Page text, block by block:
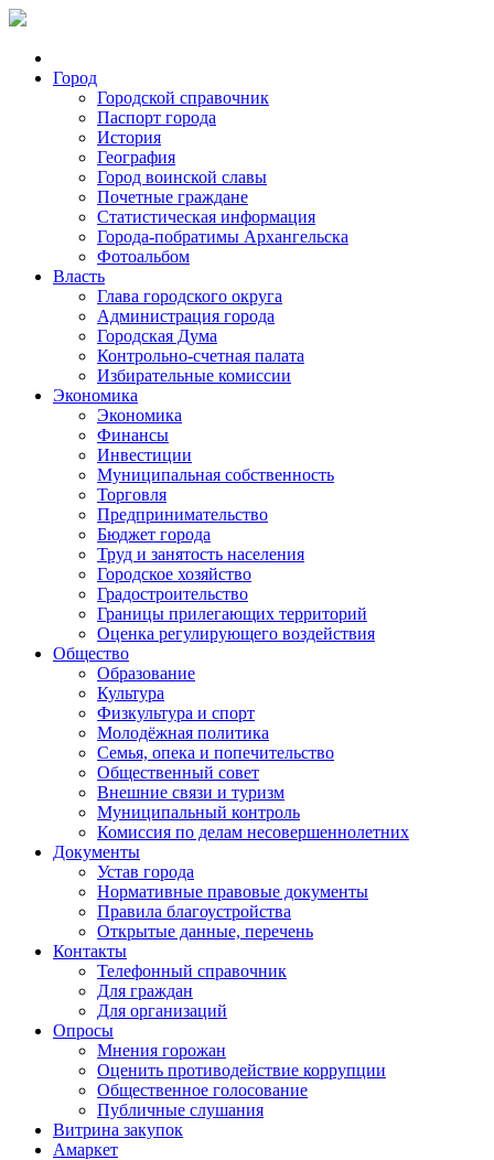
Город
Городской справочник
Паспорт города
История
География
Город воинской славы
Почетные граждане
Статистическая информация
Города-побратимы Архангельска
Фотоальбом
Власть
Глава городского округа
Администрация города
Городская Дума
Контрольно-счетная палата
Избирательные комиссии
Экономика
Экономика
Финансы
Инвестиции
Муниципальная собственность
Торговля
Предпринимательство
Бюджет города
Труд и занятость населения
Городское хозяйство
Градостроительство
Границы прилегающих территорий
Оценка регулирующего воздействия
Общество
Образование
Культура
Физкультура и спорт
Молодёжная политика
Семья, опека и попечительство
Общественный совет
Внешние связи и туризм
Муниципальный контроль
Комиссия по делам несовершеннолетних
Документы
Устав города
Нормативные правовые документы
Правила благоустройства
Открытые данные, перечень
Контакты
Телефонный справочник
Для граждан
Для организаций
Опросы
Мнения горожан
Оценить противодействие коррупции
Общественное голосование
Публичные слушания
Витрина закупок
Амаркет